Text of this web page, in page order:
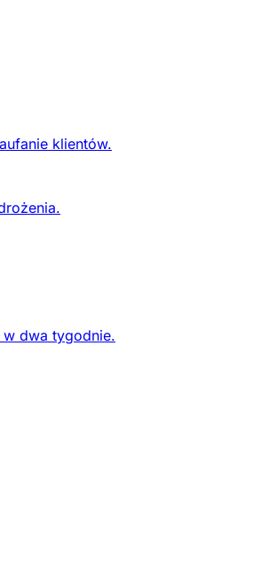
klientów.
dwa tygodnie.